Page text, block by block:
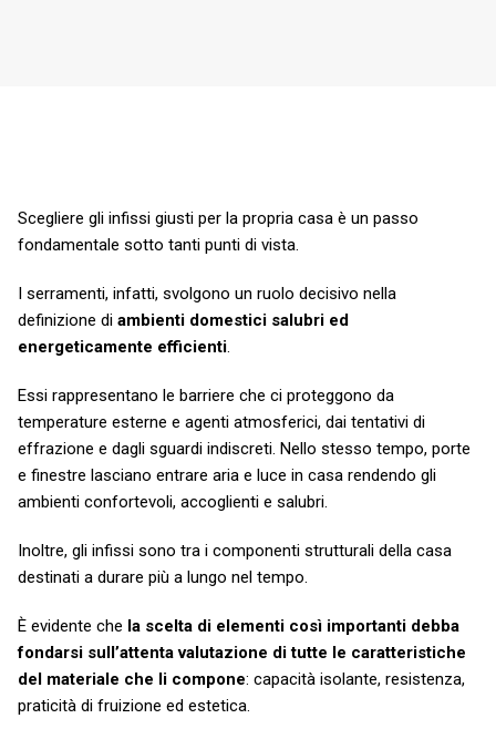
Scegliere gli infissi giusti per la propria casa è un passo
fondamentale sotto tanti punti di vista.
I serramenti, infatti, svolgono un ruolo decisivo nella
definizione di ambienti domestici salubri ed
energeticamente efficienti.
Essi rappresentano le barriere che ci proteggono da
temperature esterne e agenti atmosferici, dai tentativi di
effrazione e dagli sguardi indiscreti. Nello stesso tempo, porte
e finestre lasciano entrare aria e luce in casa rendendo gli
ambienti confortevoli, accoglienti e salubri.
Inoltre, gli infissi sono tra i componenti strutturali della casa
destinati a durare più a lungo nel tempo.
È evidente che la scelta di elementi così importanti debba
fondarsi sull’attenta valutazione di tutte le caratteristiche
del materiale che li compone: capacità isolante, resistenza,
praticità di fruizione ed estetica.